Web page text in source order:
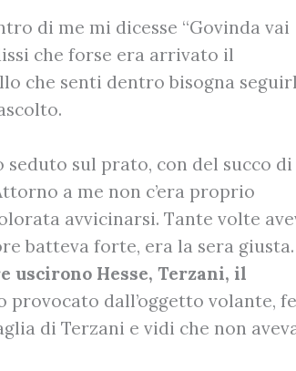
di me mi dicesse “Govinda vai
che forse era arrivato il
che senti dentro bisogna
seduto sul prato, con del succo di
a me non c’era proprio
avvicinarsi. Tante volte
batteva forte, era la sera giusta.
uscirono Hesse, Terzani, il
provocato dall’oggetto volante,
di Terzani e vidi che non